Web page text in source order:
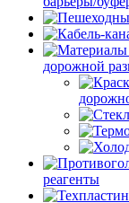
дорожной
реагенты